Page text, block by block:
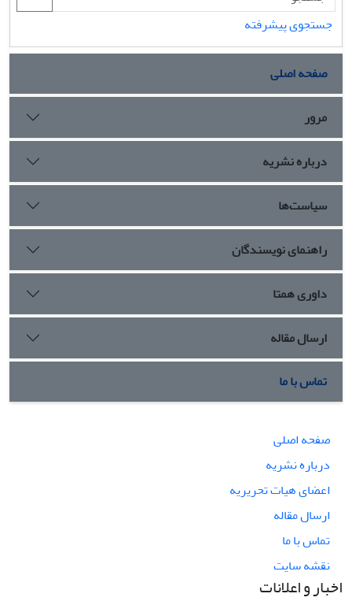
جستجوی پیشرفته
صفحه اصلی
مرور
درباره نشریه
سیاست‌ها
راهنمای نویسندگان
داوری همتا
ارسال مقاله
تماس با ما
صفحه اصلی
درباره نشریه
اعضای هیات تحریریه
ارسال مقاله
تماس با ما
نقشه سایت
اخبار و اعلانات